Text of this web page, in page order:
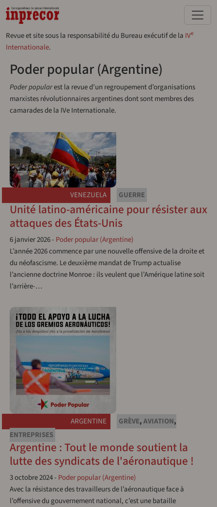
Aller au contenu principal
Revue et site sous la responsabilité du Bureau exécutif de la IVe
Internationale.
Poder popular (Argentine)
Poder popularest la revue d’un regroupement d’organisations
marxistes révolutionnaires argentines dont sont membres des
camarades de la IVe Internationale.
VENEZUELA GUERRE
Unité latino-américaine pour résister aux
attaques des États-Unis
6 janvier 2026- Poder popular (Argentine)
L’année 2026 commence par une nouvelle offensive de la droite et
du néofascisme. Le deuxième mandat de Trump actualise
l’ancienne doctrine Monroe : ils veulent que l’Amérique latine soit
l’arrière-…
ARGENTINE GRÈVE,AVIATION,
ENTREPRISES
Argentine : Tout le monde soutient la
lutte des syndicats de l'aéronautique !
3 octobre 2024- Poder popular (Argentine)
Avec la résistance des travailleurs de l’aéronautique face à
l’offensive du gouvernement national, c’est une bataille